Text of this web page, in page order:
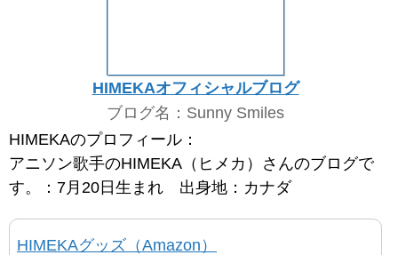
HIMEKAオフィシャルブログ
ブログ名：Sunny Smiles
HIMEKAのプロフィール：
アニソン歌手のHIMEKA（ヒメカ）さんのブログで
す。：7月20日生まれ 出身地：カナダ
HIMEKAグッズ（Amazon）